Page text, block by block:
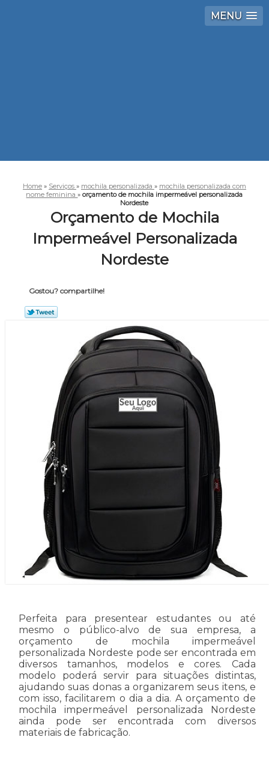
MENU
Home » Serviços » mochila personalizada » mochila personalizada com
nome feminina»orçamento de mochila impermeável personalizada
Nordeste
Orçamento de Mochila
Impermeável Personalizada
Nordeste
Gostou? compartilhe!
Perfeita para presentear estudantes ou até
mesmo o público-alvo de sua empresa, a
orçamento de mochila impermeável
personalizada Nordeste pode ser encontrada em
diversos tamanhos, modelos e cores. Cada
modelo poderá servir para situações distintas,
ajudando suas donas a organizarem seus itens, e
com isso, facilitarem o dia a dia. A orçamento de
mochila impermeável personalizada Nordeste
ainda pode ser encontrada com diversos
materiais de fabricação.